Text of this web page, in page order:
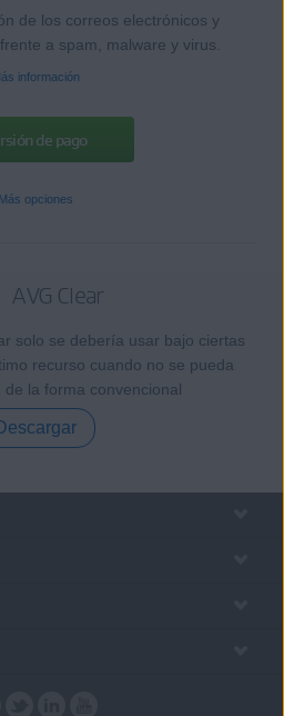
de los correos electrónicos y
a spam, malware y virus.
información
de pago
Más opciones
AVG Clear
solo se debería usar bajo ciertas
recurso cuando no se pueda
de la forma convencional